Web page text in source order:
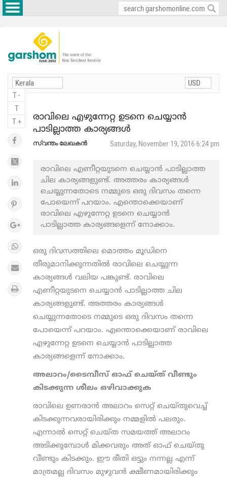
T -
T
T +
രാവിലെ എഴുന്നേറ്റ ഉടനെ ചെയ്യാൻ
പാടില്ലാത്ത കാര്യങ്ങൾ
സ്വന്തം ലേഖകൻ Saturday, November 19, 2016 6:24 pm
രാവിലെ എണീറ്റയുടനെ ചെയ്യാന്‍ പാടില്ലാത്ത
ചില കാര്യങ്ങളുണ്ട്. അത്തരം കാര്യങ്ങൾ
ചെയ്യുന്നതോടെ നമ്മുടെ ഒരു ദിവസം തന്നെ
പോയെന്ന് പറയാം. എന്തൊക്കെയാണ്
രാവിലെ എഴുന്നേറ്റ ഉടനെ ചെയ്യാൻ
പാടില്ലാത്ത കാര്യങ്ങളെന്ന് നോക്കാം.
ഒരു ദിവസത്തിലെ മൊത്തം മൂഡിനെ
തീരുമാനിക്കുന്നതിൽ രാവിലെ ചെയ്യുന്ന
കാര്യങ്ങൾ വലിയ പങ്കുണ്ട്. രാവിലെ
എണീറ്റയുടനെ ചെയ്യാന്‍ പാടില്ലാത്ത ചില
കാര്യങ്ങളുണ്ട്. അത്തരം കാര്യങ്ങൾ
ചെയ്യുന്നതോടെ നമ്മുടെ ഒരു ദിവസം തന്നെ
പോയെന്ന് പറയാം. എന്തൊക്കെയാണ് രാവിലെ
എഴുന്നേറ്റ ഉടനെ ചെയ്യാൻ പാടില്ലാത്ത
കാര്യങ്ങളെന്ന് നോക്കാം.
അലാറം/ടൈമ്പീസ് ഓഫ് ചെയ്ത് വീണ്ടും
കിടക്കുന്ന ശീലം ഒഴിവാക്കുക
രാവിലെ ഉണരാൻ അലാറം സെറ്റ് ചെയ്തുവെച്ച്
കിടക്കുന്നവരായിരിക്കും നമ്മളിൽ പലരും.
എന്നാൽ സെറ്റ് ചെയ്ത സമയത്ത് അലാറം
അടിക്കുമ്പോൾ മിക്കവരും അത് ഓഫ് ചെയ്തു
വീണ്ടും കിടക്കും. ഈ രീതി ഒട്ടും നന്നല്ല എന്ന്
മാത്രമല്ല ദിവസം മുഴുവൻ ക്ഷീണമായിരിക്കും